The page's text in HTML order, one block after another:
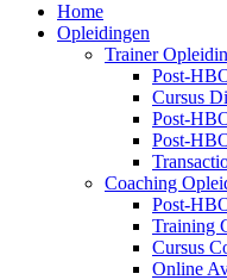
Home
Opleidingen
Trainer
Post-
Cursus
Post-
Post-
Coaching
Post-
Training
Cursus
Online